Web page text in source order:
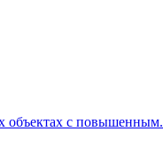
с